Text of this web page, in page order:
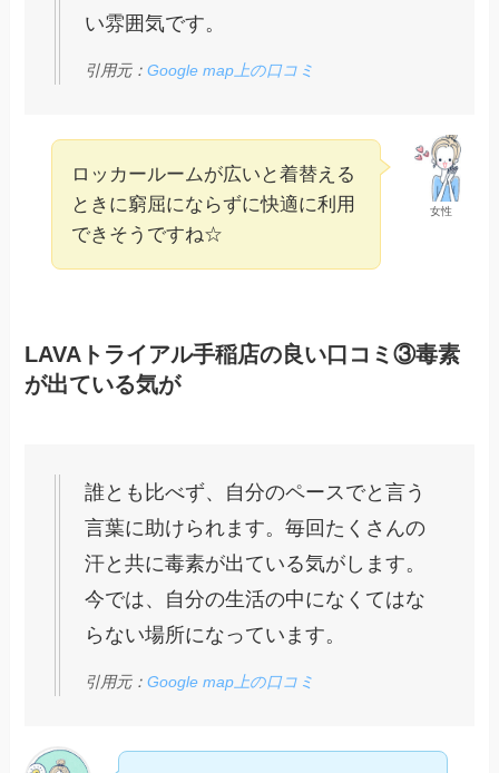
い雰囲気です。
引用元：Google map上の口コミ
女性
ロッカールームが広いと着替える
ときに窮屈にならずに快適に利用
できそうですね☆
LAVAトライアル手稲店の良い口コミ③毒素
が出ている気が
誰とも比べず、自分のペースでと言う
言葉に助けられます。毎回たくさんの
汗と共に毒素が出ている気がします。
今では、自分の生活の中になくてはな
らない場所になっています。
引用元：Google map上の口コミ